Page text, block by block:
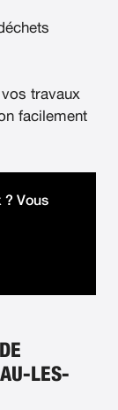
travaux
facilement
? Vous
LES-